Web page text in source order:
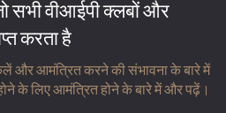
सभी वीआईपी क्लबों और
करता है
और आमंत्रित करने की संभावना के बारे में
के लिए आमंत्रित होने के बारे में और पढ़ें।